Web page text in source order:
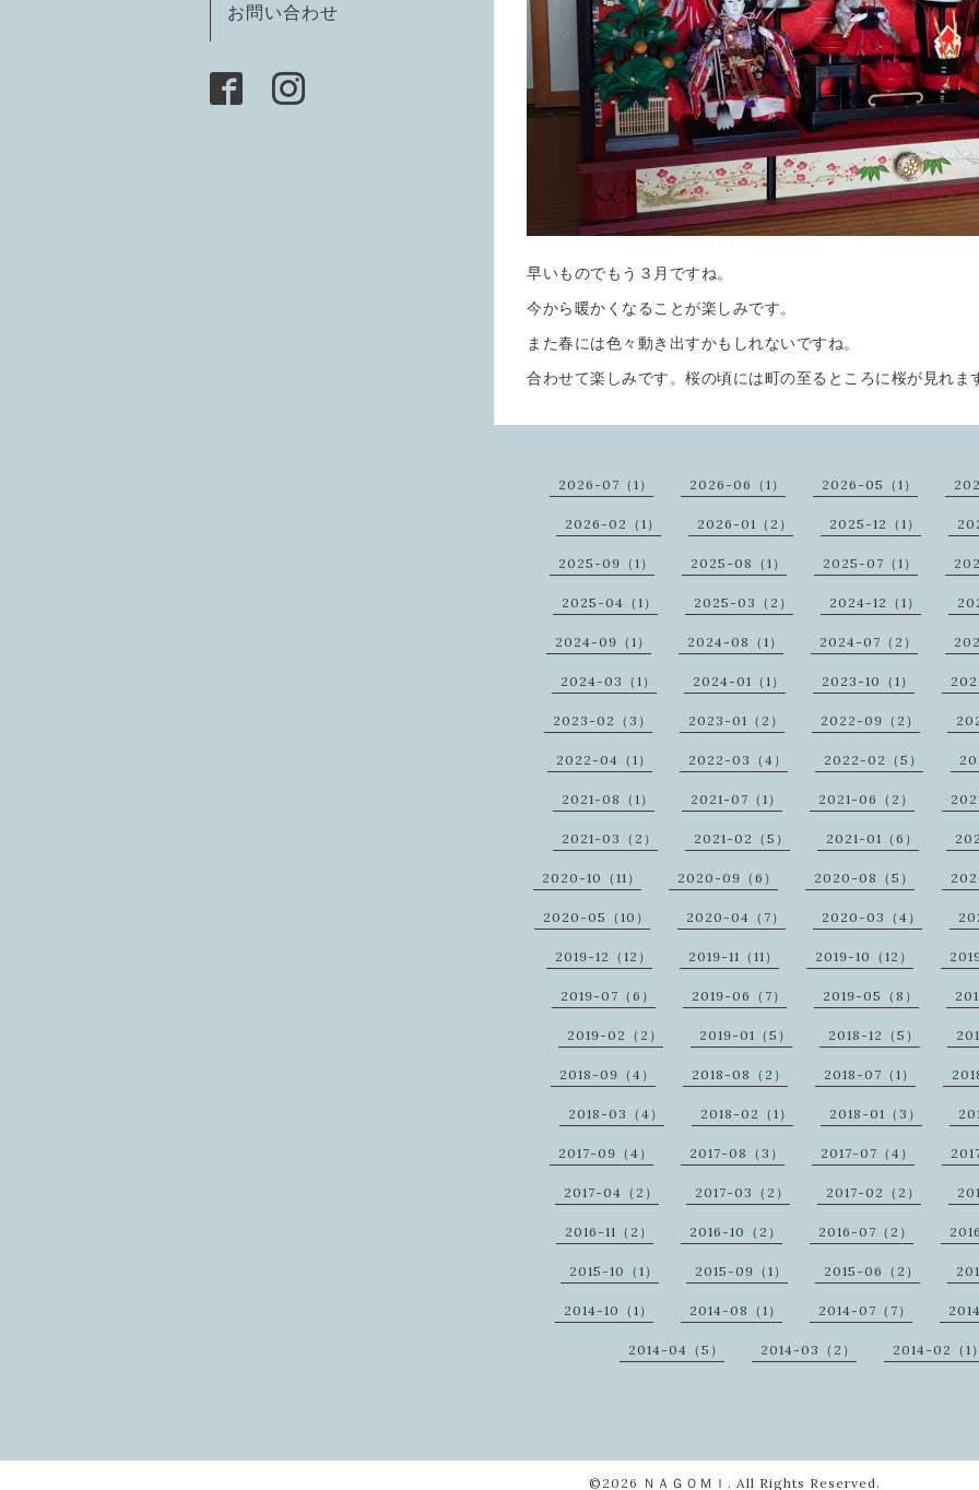
お問い合わせ
早いものでもう３月ですね。
今から暖かくなることが楽しみです。
また春には色々動き出すかもしれないですね。
合わせて楽しみです。桜の頃には町の至るところに桜が見れま
2026-07（1） 2026-06（1） 2026-05（1）
2026-02（1） 2026-01（2） 2025-12（1）
2025-09（1） 2025-08（1） 2025-07（1）
2025-04（1） 2025-03（2） 2024-12（1）
2024-09（1） 2024-08（1） 2024-07（2）
2024-03（1） 2024-01（1） 2023-10（1）
2023-02（3） 2023-01（2） 2022-09（2）
2022-04（1） 2022-03（4） 2022-02（5）
2021-08（1） 2021-07（1） 2021-06（2）
2021-03（2） 2021-02（5） 2021-01（6）
2020-10（11） 2020-09（6） 2020-08（5）
2020-05（10） 2020-04（7） 2020-03（4）
2019-12（12） 2019-11（11） 2019-10（12）
2019-07（6） 2019-06（7） 2019-05（8）
2019-02（2） 2019-01（5） 2018-12（5）
2018-09（4） 2018-08（2） 2018-07（1）
2018-03（4） 2018-02（1） 2018-01（3）
2017-09（4） 2017-08（3） 2017-07（4）
2017-04（2） 2017-03（2） 2017-02（2）
2016-11（2） 2016-10（2） 2016-07（2）
2015-10（1） 2015-09（1） 2015-06（2）
2014-10（1） 2014-08（1） 2014-07（7）
2014-04（5） 2014-03（2） 2014-02（1
©2026 ＮＡＧＯＭＩ . All Rights Reserved.